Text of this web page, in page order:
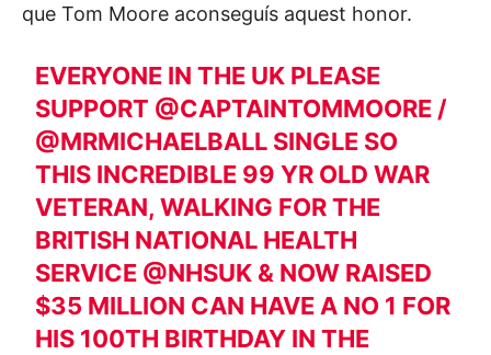
que Tom Moore aconseguís aquest honor.
EVERYONE IN THE UK PLEASE
SUPPORT @CAPTAINTOMMOORE /
@MRMICHAELBALL SINGLE SO
THIS INCREDIBLE 99 YR OLD WAR
VETERAN, WALKING FOR THE
BRITISH NATIONAL HEALTH
SERVICE @NHSUK & NOW RAISED
$35 MILLION CAN HAVE A NO 1 FOR
HIS 100TH BIRTHDAY IN THE